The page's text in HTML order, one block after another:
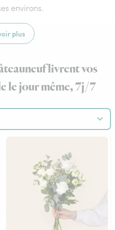
environs.
plus
livrent vos
le jour même, 7j/7